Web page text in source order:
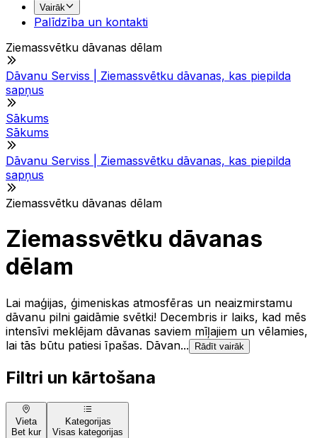
Vairāk
Palīdzība un kontakti
Ziemassvētku dāvanas dēlam
Dāvanu Serviss | Ziemassvētku dāvanas, kas piepilda
sapņus
Sākums
Sākums
Dāvanu Serviss | Ziemassvētku dāvanas, kas piepilda
sapņus
Ziemassvētku dāvanas dēlam
Ziemassvētku dāvanas
dēlam
Lai maģijas, ģimeniskas atmosfēras un neaizmirstamu
dāvanu pilni gaidāmie svētki! Decembris ir laiks, kad mēs
intensīvi meklējam dāvanas saviem mīļajiem un vēlamies,
lai tās būtu patiesi īpašas. Dāvan...
Rādīt vairāk
Filtri un kārtošana
Vieta
Bet kur
Kategorijas
Visas kategorijas